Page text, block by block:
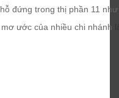
đứng trong thị phần 11
ước của nhiều chi nhánh